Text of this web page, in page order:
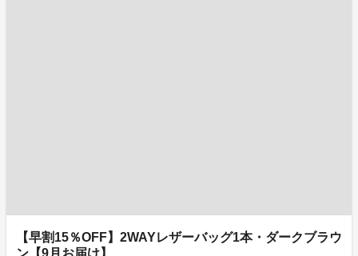
【早割15％OFF】2WAYレザーバッグ1本・ダークブラウ